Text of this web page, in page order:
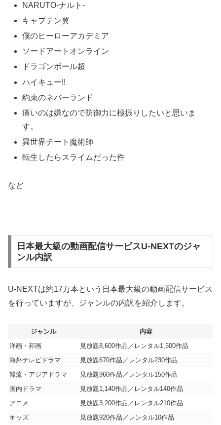
NARUTO‐ナルト‐
キャプテン翼
僕のヒーローアカデミア
ソードアートオンライン
ドラゴンボール超
ハイキュー!!
約束のネバーランド
痛いのは嫌なので防御力に極振りしたいと思いま
す。
異世界チート魔術師
転生したらスライムだった件
など
日本最大級の動画配信サービスU-NEXTのジャ
ンル内訳
U-NEXTは約17万本という日本最大級の動画配信サービス
を行っていますが、ジャンルの内訳を紹介します。
ジャンル
内容
洋画・邦画
見放題8,600作品／レンタル1,500作品
海外テレビドラマ
見放題670作品／レンタル230作品
韓流・アジアドラマ
見放題960作品／レンタル150作品
国内ドラマ
見放題1,140作品／レンタル140作品
アニメ
見放題3,200作品／レンタル210作品
キッズ
見放題920作品／レンタル10作品